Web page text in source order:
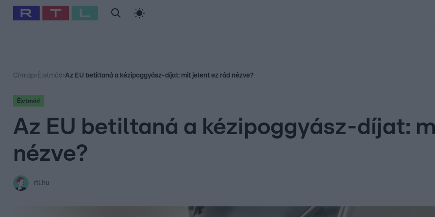
Babits Marcella Szellő István Most Wanted
Címlap› Életmód ›Az EU betiltaná a kézipoggyász-díjat: mit jelent ez rád nézve?
Életmód
Az EU betiltaná a kézipoggyász-díjat:
nézve?
rtl.hu